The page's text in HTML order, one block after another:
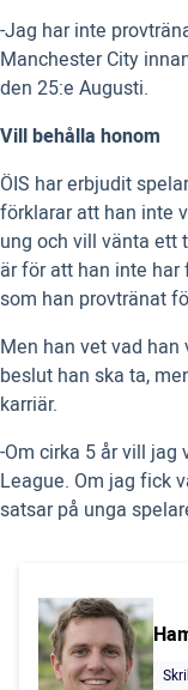
-Jag har inte
Manchester City
den 25:e Augusti.
Vill behålla honom
ÖIS har erbjudit
förklarar att han inte
ung och vill vänta ett
är för att han inte
som han provtränat
Men han vet vad
beslut han ska ta,
karriär.
-Om cirka 5 år vill
League. Om jag fick
satsar på unga